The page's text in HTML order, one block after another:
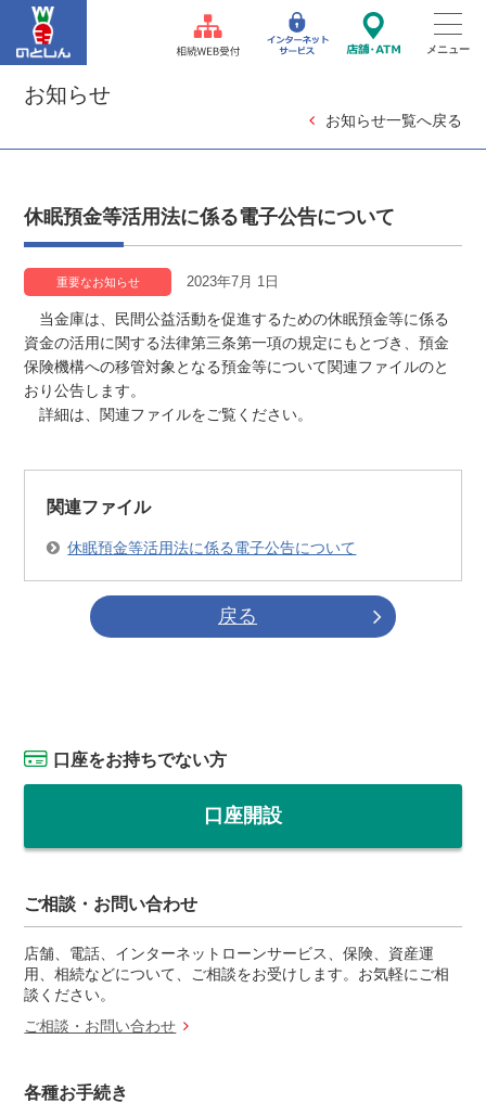
お知らせ
お知らせ一覧へ戻る
休眠預金等活用法に係る電子公告について
重要なお知らせ 2023年7月 1日
当金庫は、民間公益活動を促進するための休眠預金等に係る
資金の活用に関する法律第三条第一項の規定にもとづき、預金
保険機構への移管対象となる預金等について関連ファイルのと
おり公告します。
詳細は、関連ファイルをご覧ください。
関連ファイル
休眠預金等活用法に係る電子公告について
戻る
口座をお持ちでない方
口座開設
ご相談・お問い合わせ
店舗、電話、インターネットローンサービス、保険、資産運
用、相続などについて、ご相談をお受けします。お気軽にご相
談ください。
ご相談・お問い合わせ
各種お手続き